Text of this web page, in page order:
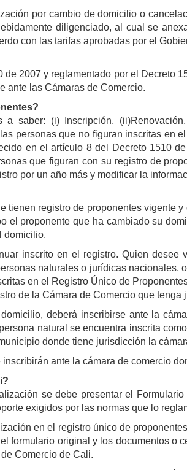
por cambio de domicilio o
diligenciado, al cual se
con las tarifas aprobadas por el
2007 y reglamentado por el Decreto
ante las Cámaras de Comercio.
saber: (i) Inscripción,
personas que no figuran inscritas en
en el artículo 8 del Decreto 1510
que figuran con su registro de
por un año más y modificar la
registro de proponentes vigente
proponente que ha cambiado su
domicilio.
inscrito en el registro. Quien desee
naturales o jurídicas nacionales,
en el Registro Único de
de la Cámara de Comercio que
deberá inscribirse ante la
natural se encuentra inscrita
donde tiene jurisdicción la
ante la cámara de comercio
se debe presentar el
exigidos por las normas que lo
en el registro único de
formulario original y los documentos o
Comercio de Cali.